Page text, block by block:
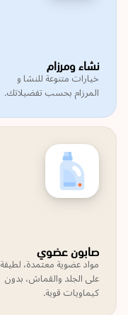
نشاء ومرزام
خيارات متنوعة للنشا و
المرزام بحسب تفضيلاتك.
صابون عضوي
مواد عضوية معتمدة، لطيفة
على الجلد والقماش، بدون
كيماويات قوية.